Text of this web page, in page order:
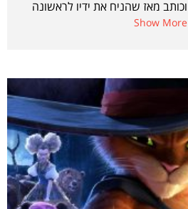
וכותב מאז שהניח את ידיו לראשונה
על מקלדת. מכור לאנימה ויודע
גיקלואיד.
Show More